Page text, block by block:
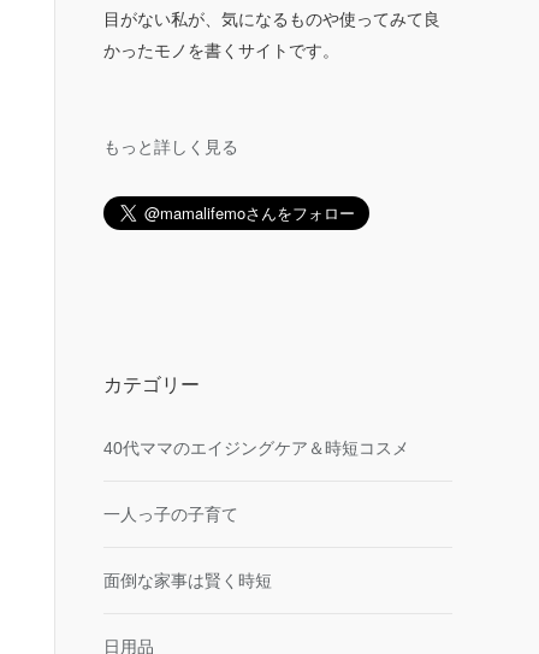
目がない私が、気になるものや使ってみて良
かったモノを書くサイトです。
もっと詳しく見る
カテゴリー
40代ママのエイジングケア＆時短コスメ
一人っ子の子育て
面倒な家事は賢く時短
日用品